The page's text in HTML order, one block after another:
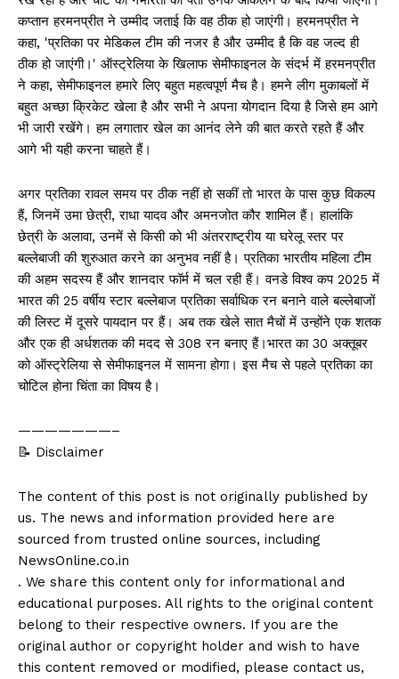
कप्तान हरमनप्रीत ने उम्मीद जताई कि वह ठीक हो जाएंगी। हरमनप्रीत ने
कहा, 'प्रतिका पर मेडिकल टीम की नजर है और उम्मीद है कि वह जल्द ही
ठीक हो जाएंगी।' ऑस्ट्रेलिया के खिलाफ सेमीफाइनल के संदर्भ में हरमनप्रीत
ने कहा, सेमीफाइनल हमारे लिए बहुत महत्वपूर्ण मैच है। हमने लीग मुकाबलों में
बहुत अच्छा क्रिकेट खेला है और सभी ने अपना योगदान दिया है जिसे हम आगे
भी जारी रखेंगे। हम लगातार खेल का आनंद लेने की बात करते रहते हैं और
आगे भी यही करना चाहते हैं।
अगर प्रतिका रावल समय पर ठीक नहीं हो सकीं तो भारत के पास कुछ विकल्प
हैं, जिनमें उमा छेत्री, राधा यादव और अमनजोत कौर शामिल हैं। हालांकि
छेत्री के अलावा, उनमें से किसी को भी अंतरराष्ट्रीय या घरेलू स्तर पर
बल्लेबाजी की शुरुआत करने का अनुभव नहीं है। प्रतिका भारतीय महिला टीम
की अहम सदस्य हैं और शानदार फॉर्म में चल रही हैं। वनडे विश्व कप 2025 में
भारत की 25 वर्षीय स्टार बल्लेबाज प्रतिका सर्वाधिक रन बनाने वाले बल्लेबाजों
की लिस्ट में दूसरे पायदान पर हैं। अब तक खेले सात मैचों में उन्होंने एक शतक
और एक ही अर्धशतक की मदद से 308 रन बनाए हैं।भारत का 30 अक्तूबर
को ऑस्ट्रेलिया से सेमीफाइनल में सामना होगा। इस मैच से पहले प्रतिका का
चोटिल होना चिंता का विषय है।
———————–
📝 Disclaimer
The content of this post is not originally published by
us. The news and information provided here are
sourced from trusted online sources, including
NewsOnline.co.in
. We share this content only for informational and
educational purposes. All rights to the original content
belong to their respective owners. If you are the
original author or copyright holder and wish to have
this content removed or modified, please contact us,